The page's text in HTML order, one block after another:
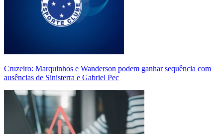
Cruzeiro: Marquinhos e Wanderson podem ganhar sequência com
ausências de Sinisterra e Gabriel Pec